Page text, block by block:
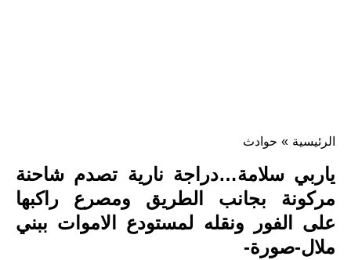
الرئيسية » حوادث
ياربي سلامة…دراجة نارية تصدم شاحنة
مركونة بجانب الطريق ومصرع راكبها
على الفور ونقله لمستودع الاموات ببني
ملال-صورة-